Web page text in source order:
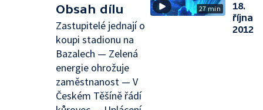
Obsah dílu
Zastupitelé jednají o
koupi stadionu na
Bazalech — Zelená
energie ohrožuje
zaměstnanost — V
Českém Těšíně řádí
27 min
18.
října
2012